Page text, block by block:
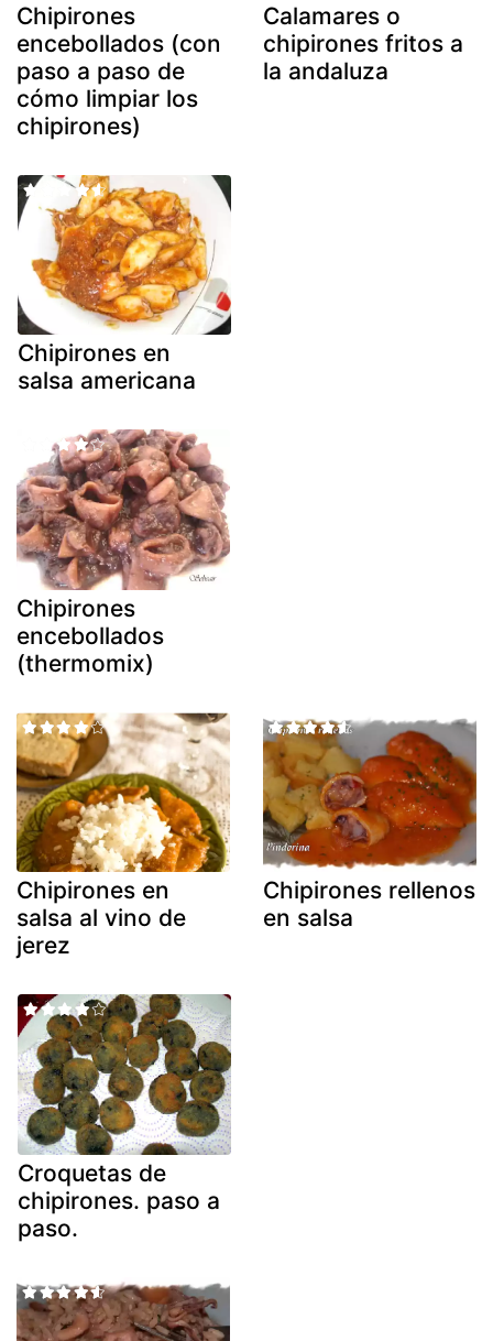
Chipirones
encebollados (con
paso a paso de
cómo limpiar los
chipirones)
Calamares o
chipirones fritos a
la andaluza
Chipirones en
salsa americana
Chipirones
encebollados
(thermomix)
Chipirones en
salsa al vino de
jerez
Chipirones rellenos
en salsa
Croquetas de
chipirones. paso a
paso.